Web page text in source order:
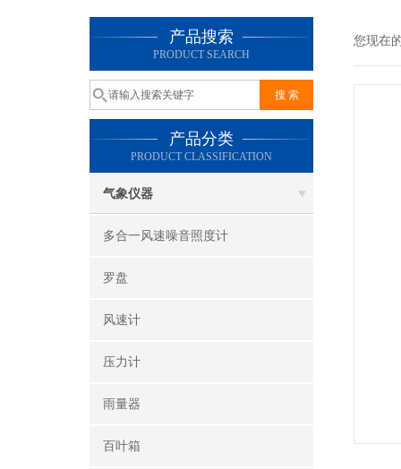
产品搜索
PRODUCT SEARCH
产品分类
PRODUCT CLASSIFICATION
气象仪器
多合一风速噪音照度计
罗盘
风速计
压力计
雨量器
百叶箱
您现在